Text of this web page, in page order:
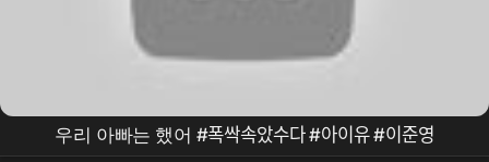
우리 아빠는 했어 #폭싹속았수다 #아이유 #이준영